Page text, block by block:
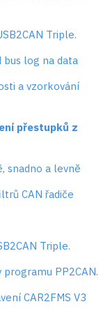
Triple.
log na data
a vzorkování
přestupků z
snadno a levně
CAN řadiče
Triple.
PP2CAN.
CAR2FMS V3